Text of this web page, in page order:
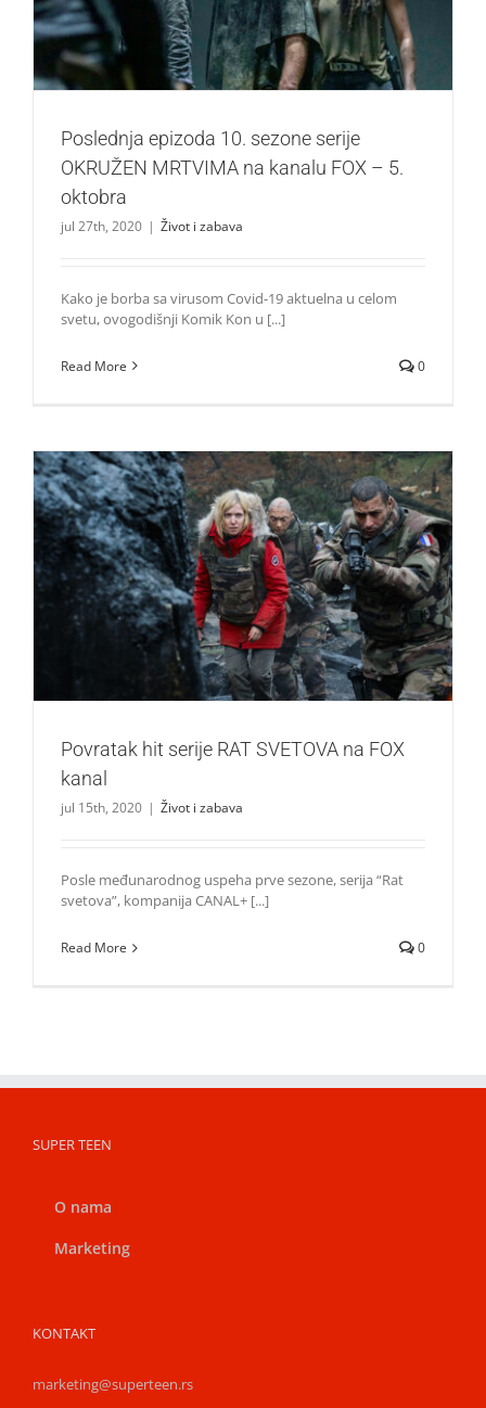
Život i zabava
Poslednja epizoda 10. sezone serije
OKRUŽEN MRTVIMA na kanalu FOX – 5.
oktobra
jul 27th, 2020 | Život i zabava
Kako je borba sa virusom Covid-19 aktuelna u celom
svetu, ovogodišnji Komik Kon u [...]
Read More 0
Povratak hit serije RAT SVETOVA na FOX kanal
Život i zabava
Povratak hit serije RAT SVETOVA na FOX
kanal
jul 15th, 2020 | Život i zabava
Posle međunarodnog uspeha prve sezone, serija “Rat
svetova”, kompanija CANAL+ [...]
Read More 0
SUPER TEEN
O nama
Marketing
KONTAKT
marketing@superteen.rs